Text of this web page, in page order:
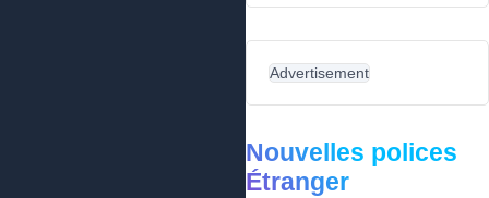
Advertisement
Nouvelles polices
Étranger